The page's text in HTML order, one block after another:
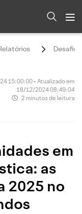
15:00:00 • Atualizado em
18/12/2024 08:49:04
2 minutos de leitura
em
as
2025 no